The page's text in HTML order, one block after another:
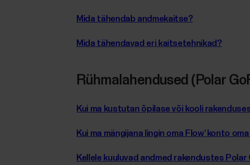
Mida tähendab andmekaitse?
Mida tähendavad eri kaitsetehnikad?
Rühmalahendused (Polar
Kui ma kustutan õpilase või kooli
Kui ma mängijana lingin oma Flow’ konto
Kellele kuuluvad andmed rakendustes Polar